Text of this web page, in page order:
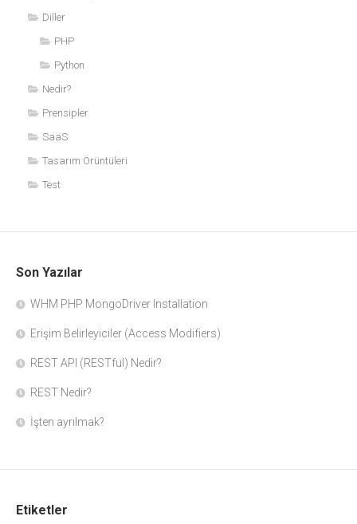
Diller
PHP
Python
Nedir?
Prensipler
SaaS
Tasarım Örüntüleri
Test
Son Yazılar
WHM PHP MongoDriver Installation
Erişim Belirleyiciler (Access Modifiers)
REST API (RESTful) Nedir?
REST Nedir?
İşten ayrılmak?
Etiketler